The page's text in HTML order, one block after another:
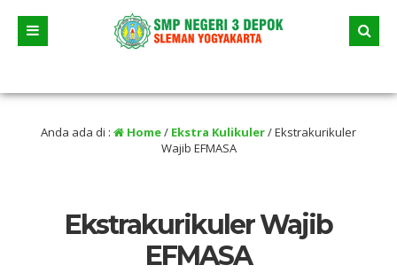
liburan
Anda ada di : Home/ Ekstra Kulikuler/Ekstrakurikuler
Wajib EFMASA
Ekstrakurikuler Wajib
EFMASA